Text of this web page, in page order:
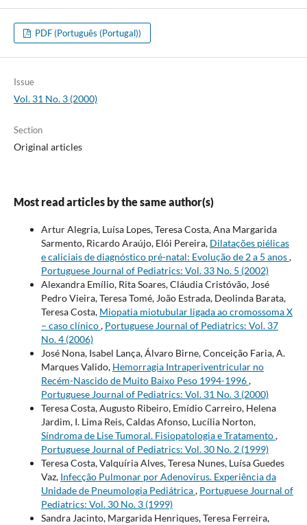
PDF (Português (Portugal))
Issue
Vol. 31 No. 3 (2000)
Section
Original articles
Most read articles by the same author(s)
Artur Alegria, Luísa Lopes, Teresa Costa, Ana Margarida
Sarmento, Ricardo Araújo, Elói Pereira, Dilatações piélicas
e caliciais de diagnóstico pré-natal: Evolução de 2 a 5 anos,
Portuguese Journal of Pediatrics: Vol. 33 No. 5 (2002)
Alexandra Emílio, Rita Soares, Cláudia Cristóvão, José
Pedro Vieira, Teresa Tomé, João Estrada, Deolinda Barata,
Teresa Costa, Miopatia miotubular ligada ao cromossoma X
– caso clínico, Portuguese Journal of Pediatrics: Vol. 37
No. 4 (2006)
José Nona, Isabel Lança, Álvaro Birne, Conceição Faria, A.
Marques Valido, Hemorragia Intraperiventricular no
Recém-Nascido de Muito Baixo Peso 1994-1996,
Portuguese Journal of Pediatrics: Vol. 31 No. 3 (2000)
Teresa Costa, Augusto Ribeiro, Emídio Carreiro, Helena
Jardim, I. Lima Reis, Caldas Afonso, Lucília Norton,
Síndroma de Lise Tumoral. Fisiopatologia e Tratamento,
Portuguese Journal of Pediatrics: Vol. 30 No. 2 (1999)
Teresa Costa, Valquíria Alves, Teresa Nunes, Luísa Guedes
Vaz, Infecção Pulmonar por Adenovirus. Experiência da
Unidade de Pneumologia Pediátrica, Portuguese Journal of
Pediatrics: Vol. 30 No. 3 (1999)
Sandra Jacinto, Margarida Henriques, Teresa Ferreira,